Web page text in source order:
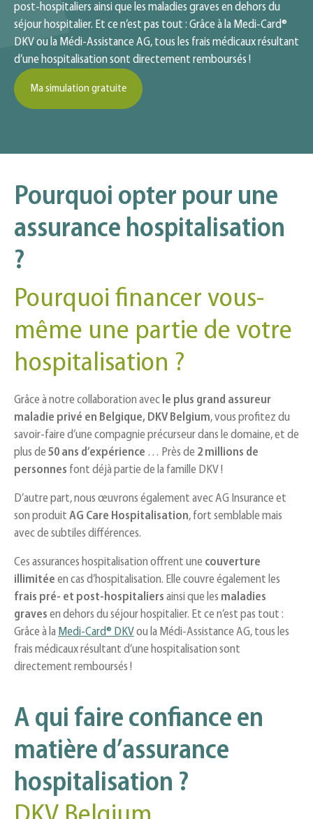
post-hospitaliers ainsi que les maladies graves en dehors du
séjour hospitalier. Et ce n’est pas tout : Grâce à la Medi-Card®
DKV ou la Médi-Assistance AG, tous les frais médicaux résultant
d’une hospitalisation sont directement remboursés !
Ma simulation gratuite
Pourquoi opter pour une
assurance hospitalisation
?
Pourquoi financer vous-
même une partie de votre
hospitalisation ?
Grâce à notre collaboration avec le plus grand assureur
maladie privé en Belgique, DKV Belgium, vous profitez du
savoir-faire d’une compagnie précurseur dans le domaine, et de
plus de 50 ans d’expérience … Près de 2 millions de
personnes font déjà partie de la famille DKV !
D’autre part, nous œuvrons également avec AG Insurance et
son produit AG Care Hospitalisation, fort semblable mais
avec de subtiles différences.
Ces assurances hospitalisation offrent une couverture
illimitée en cas d’hospitalisation. Elle couvre également les
frais pré- et post-hospitaliers ainsi que les maladies
graves en dehors du séjour hospitalier. Et ce n’est pas tout :
Grâce à la Medi-Card® DKVou la Médi-Assistance AG, tous les
frais médicaux résultant d’une hospitalisation sont
directement remboursés !
A qui faire confiance en
matière d’assurance
hospitalisation ?